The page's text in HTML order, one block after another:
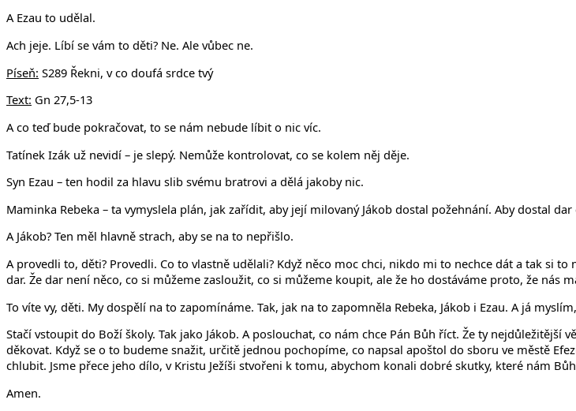
A Ezau to udělal.
Ach jeje. Líbí se vám to děti? Ne. Ale vůbec ne.
Píseň: S289 Řekni, v co doufá srdce tvý
Text: Gn 27,5-13
A co teď bude pokračovat, to se nám nebude líbit o nic víc.
Tatínek Izák už nevidí – je slepý. Nemůže kontrolovat, co se kolem něj děje.
Syn Ezau – ten hodil za hlavu slib svému bratrovi a dělá jakoby nic.
Maminka Rebeka – ta vymyslela plán, jak zařídit, aby její milovaný Jákob dostal požehnání. Aby dostal
A Jákob? Ten měl hlavně strach, aby se na to nepřišlo.
A provedli to, děti? Provedli. Co to vlastně udělali? Když něco moc chci, nikdo mi to nechce dát a tak si
dar. Že dar není něco, co si můžeme zasloužit, co si můžeme koupit, ale že ho dostáváme proto, že nás
To víte vy, děti. My dospělí na to zapomínáme. Tak, jak na to zapomněla Rebeka, Jákob i Ezau. A já
Stačí vstoupit do Boží školy. Tak jako Jákob. A poslouchat, co nám chce Pán Bůh říct. Že ty
děkovat. Když se o to budeme snažit, určitě jednou pochopíme, co napsal apoštol do sboru ve městě
chlubit. Jsme přece jeho dílo, v Kristu Ježíši stvořeni k tomu, abychom konali dobré skutky, které nám
Amen.